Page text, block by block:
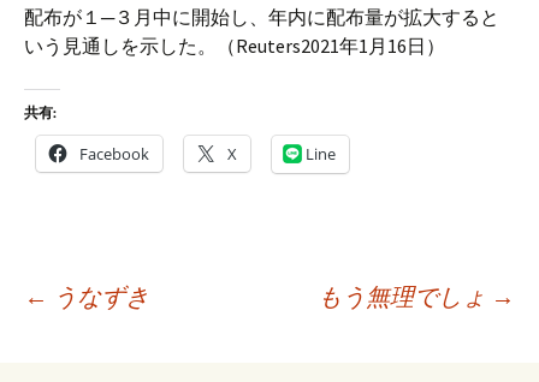
配布が１─３月中に開始し、年内に配布量が拡大すると
いう見通しを示した。（Reuters2021年1月16日）
共有:
Facebook X Line
← うなずき もう無理でしょ →